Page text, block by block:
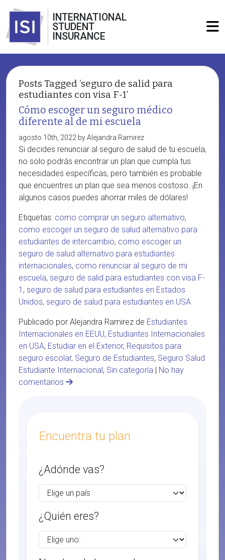
INTERNATIONAL
STUDENT
INSURANCE
Posts Tagged ‘seguro de salid para
estudiantes con visa F-1’
Cómo escoger un seguro médico
diferente al de mi escuela
agosto 10th, 2022 by Alejandra Ramirez
Si decides renunciar al seguro de salud de tu escuela,
no solo podrás encontrar un plan que cumpla tus
necesidades específicas, pero también es probable
que encuentres un plan que sea menos costoso. ¡En
algunos casos puedes ahorrar miles de dólares!
Etiquetas: como comprar un seguro alternativo,
como escoger un seguro de salud alternativo para
estudiantes de intercambio, como escoger un
seguro de salud alternativo para estudiantes
internacionales, como renunciar al seguro de mi
escuela, seguro de salid para estudiantes con visa F-
1 , seguro de salud para estudiantes en Estados
Unidos, seguro de salud para estudiantes en USA
Publicado por Alejandra Ramirez de Estudiantes
Internacionales en EEUU, Estudiantes Internacionales
en USA, Estudiar en el Exterior, Requisitos para
seguro escolar, Seguro de Estudiantes, Seguro Salud
Estudiante Internacional, Sin categoría | No hay
comentarios
Encuentra tu plan
¿Adónde vas?
¿Quién eres?